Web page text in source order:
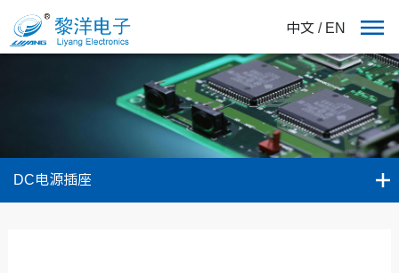
中文 / EN
DC电源插座